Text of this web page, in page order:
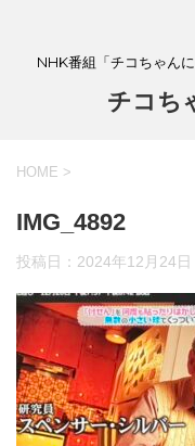
NHK番組「チコちゃん
チコち
HOME >
IMG_4892
投稿日： 2024年12月24日